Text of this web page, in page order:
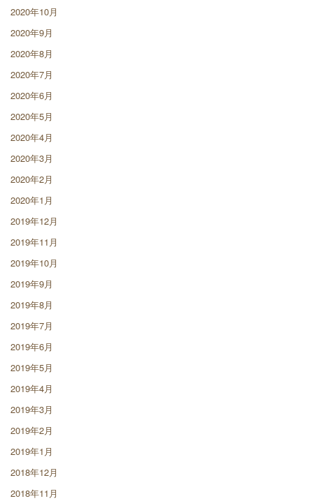
2020年10月
2020年9月
2020年8月
2020年7月
2020年6月
2020年5月
2020年4月
2020年3月
2020年2月
2020年1月
2019年12月
2019年11月
2019年10月
2019年9月
2019年8月
2019年7月
2019年6月
2019年5月
2019年4月
2019年3月
2019年2月
2019年1月
2018年12月
2018年11月